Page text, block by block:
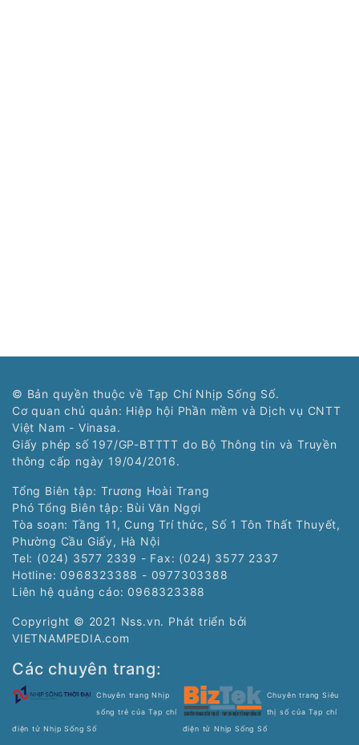
© Bản quyền thuộc về Tạp Chí Nhịp Sống Số.
Cơ quan chủ quản: Hiệp hội Phần mềm và Dịch vụ CNTT
Việt Nam - Vinasa.
Giấy phép số 197/GP-BTTTT do Bộ Thông tin và Truyền
thông cấp ngày 19/04/2016.
Tổng Biên tập: Trương Hoài Trang
Phó Tổng Biên tập: Bùi Văn Ngợi
Tòa soạn: Tầng 11, Cung Trí thức, Số 1 Tôn Thất Thuyết,
Phường Cầu Giấy, Hà Nội
Tel: (024) 3577 2339 - Fax: (024) 3577 2337
Hotline: 0968323388 - 0977303388
Liên hệ quảng cáo: 0968323388
Copyright © 2021 Nss.vn. Phát triển bởi
VIETNAMPEDIA.com
Các chuyên trang:
Chuyên trang Nhịp
sống trẻ của Tạp chí
điện tử Nhịp Sống Số
Chuyên trang Siêu
thị số của Tạp chí
điện tử Nhịp Sống Số